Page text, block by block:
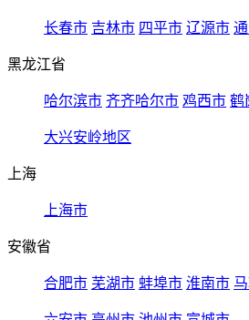
长春市 吉林市 四平市 辽源市
黑龙江省
哈尔滨市 齐齐哈尔市 鸡西市 鹤
大兴安岭地区
上海
上海市
安徽省
合肥市 芜湖市 蚌埠市 淮南市